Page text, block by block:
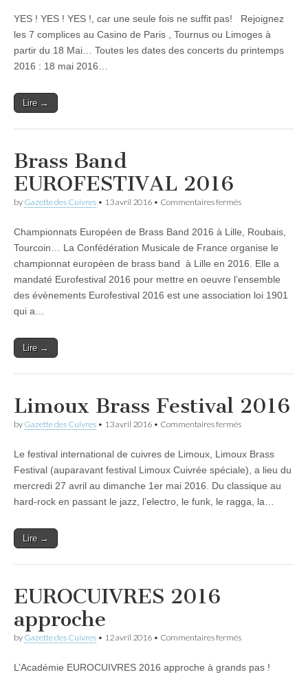
Brass
en
et
YES ! YES ! YES !, car une seule fois ne suffit pas! Rejoignez
les 7 complices au Casino de Paris , Tournus ou Limoges à
partir du 18 Mai… Toutes les dates des concerts du printemps
2016 : 18 mai 2016…
Lire →
Brass Band
EUROFESTIVAL 2016
by Gazette des Cuivres • 13 avril 2016 • Commentaires ferméssur
EUROFESTIVAL
2016
Championnats Européen de Brass Band 2016 à Lille, Roubais,
Tourcoin… La Confédération Musicale de France organise le
championnat européen de brass band à Lille en 2016. Elle a
mandaté Eurofestival 2016 pour mettre en oeuvre l’ensemble
des évènements Eurofestival 2016 est une association loi 1901
qui a…
Lire →
Limoux Brass Festival 2016
by Gazette des Cuivres • 13 avril 2016 • Commentaires ferméssur
Festival
2016
Le festival international de cuivres de Limoux, Limoux Brass
Festival (auparavant festival Limoux Cuivrée spéciale), a lieu du
mercredi 27 avril au dimanche 1er mai 2016. Du classique au
hard-rock en passant le jazz, l’electro, le funk, le ragga, la…
Lire →
EUROCUIVRES 2016
approche
by Gazette des Cuivres • 12 avril 2016 • Commentaires ferméssur
approche
L’Académie EUROCUIVRES 2016 approche à grands pas !